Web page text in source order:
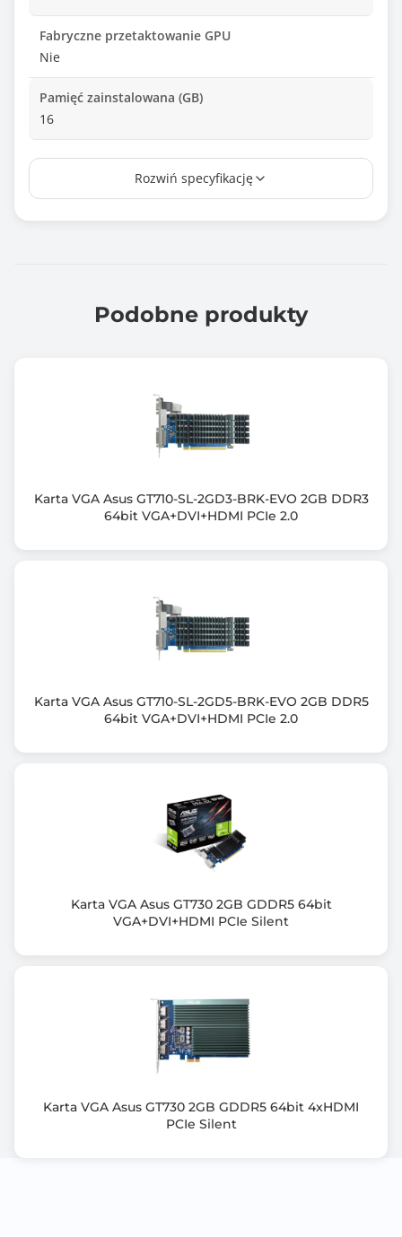
Fabryczne przetaktowanie GPU
Nie
Pamięć zainstalowana (GB)
16
Typ pamięci
Interfejs pamięci
960.00 GB/s
3x DisplayPort
4
Maksymalna rozdzielczość w trybie cyfrowym
Obsługa DirectX (wersja)
Obsługa OpenGL (wersja)
NVIDIA® Shadowplay™
NVIDIA® Highlights
NVIDIA® Tensor Cores (AI) 5th Generation
NVIDIA® Ray Tracing Cores 4th Generation
Rozwiązania producenta VGA
Rozwiń specyfikację
Podobne produkty
Karta VGA Asus GT710-SL-2GD3-BRK-EVO 2GB DDR3
64bit VGA+DVI+HDMI PCIe 2.0
Karta VGA Asus GT710-SL-2GD5-BRK-EVO 2GB DDR5
64bit VGA+DVI+HDMI PCIe 2.0
Karta VGA Asus GT730 2GB GDDR5 64bit
VGA+DVI+HDMI PCIe Silent
Karta VGA Asus GT730 2GB GDDR5 64bit 4xHDMI
PCIe Silent